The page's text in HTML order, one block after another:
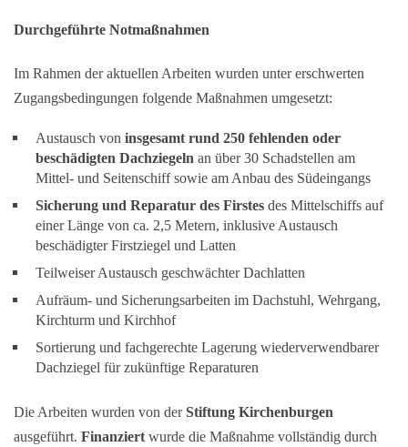
Durchgeführte Notmaßnahmen
Im Rahmen der aktuellen Arbeiten wurden unter erschwerten
Zugangsbedingungen folgende Maßnahmen umgesetzt:
Austausch von insgesamt rund 250 fehlenden oder
beschädigten Dachziegeln an über 30 Schadstellen am
Mittel- und Seitenschiff sowie am Anbau des Südeingangs
Sicherung und Reparatur des Firstes des Mittelschiffs auf
einer Länge von ca. 2,5 Metern, inklusive Austausch
beschädigter Firstziegel und Latten
Teilweiser Austausch geschwächter Dachlatten
Aufräum- und Sicherungsarbeiten im Dachstuhl, Wehrgang,
Kirchturm und Kirchhof
Sortierung und fachgerechte Lagerung wiederverwendbarer
Dachziegel für zukünftige Reparaturen
Die Arbeiten wurden von derStiftung Kirchenburgen
ausgeführt. Finanziertwurde die Maßnahme vollständig durch